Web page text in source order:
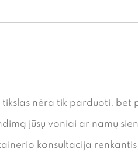
tikslas nėra tik parduoti, bet
jūsų voniai ar namų
konsultacija renkantis